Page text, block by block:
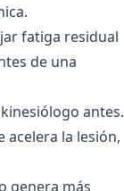
fatiga residual
de una
antes.
acelera la lesión,
genera más